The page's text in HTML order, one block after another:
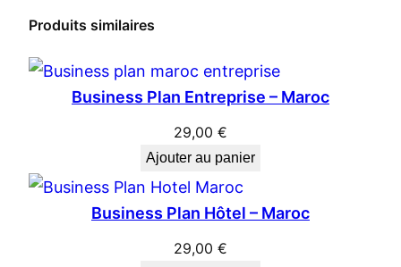
Produits similaires
Business Plan Entreprise – Maroc
29,00 €
Ajouter au panier
Business Plan Hôtel – Maroc
29,00 €